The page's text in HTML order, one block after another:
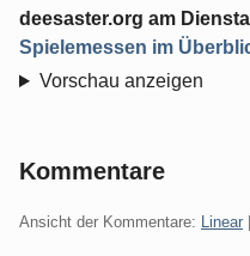
deesaster.org am
Spielemessen im
Vorschau anzeigen
Kommentare
Ansicht der Kommentare: Linear